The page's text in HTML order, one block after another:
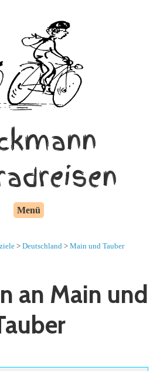
Menü
> Deutschland > Main und Tauber
an Main und